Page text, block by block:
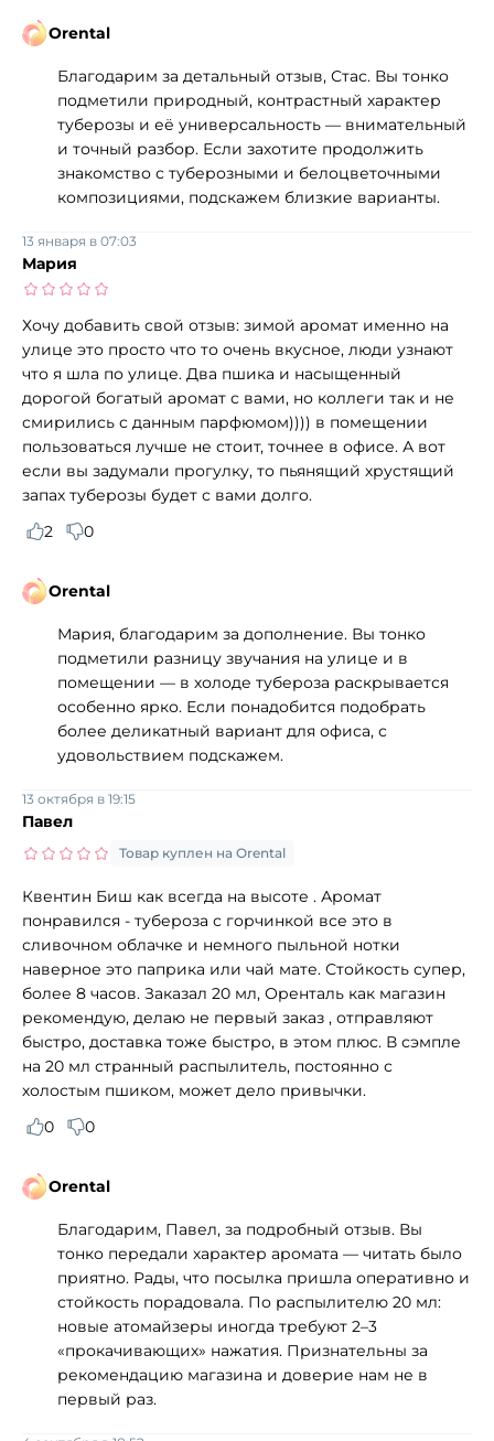
Orental
Благодарим за детальный отзыв, Стас. Вы тонко
подметили природный, контрастный характер
туберозы и её универсальность — внимательный
и точный разбор. Если захотите продолжить
знакомство с туберозными и белоцветочными
композициями, подскажем близкие варианты.
Мария
13 января в 07:03
Хочу добавить свой отзыв: зимой аромат именно на
улице это просто что то очень вкусное, люди узнают
что я шла по улице. Два пшика и насыщенный
дорогой богатый аромат с вами, но коллеги так и не
смирились с данным парфюмом)))) в помещении
пользоваться лучше не стоит, точнее в офисе. А вот
если вы задумали прогулку, то пьянящий хрустящий
запах туберозы будет с вами долго.
2
0
Orental
Мария, благодарим за дополнение. Вы тонко
подметили разницу звучания на улице и в
помещении — в холоде тубероза раскрывается
особенно ярко. Если понадобится подобрать
более деликатный вариант для офиса, с
удовольствием подскажем.
Павел
13 октября в 19:15
Товар куплен на Orental
Квентин Биш как всегда на высоте . Аромат
понравился - тубероза с горчинкой все это в
сливочном облачке и немного пыльной нотки
наверное это паприка или чай мате. Стойкость супер,
более 8 часов. Заказал 20 мл, Оренталь как магазин
рекомендую, делаю не первый заказ , отправляют
быстро, доставка тоже быстро, в этом плюс. В сэмпле
на 20 мл странный распылитель, постоянно с
холостым пшиком, может дело привычки.
0
0
Orental
Благодарим, Павел, за подробный отзыв. Вы
тонко передали характер аромата — читать было
приятно. Рады, что посылка пришла оперативно и
стойкость порадовала. По распылителю 20 мл:
новые атомайзеры иногда требуют 2–3
«прокачивающих» нажатия. Признательны за
рекомендацию магазина и доверие нам не в
первый раз.